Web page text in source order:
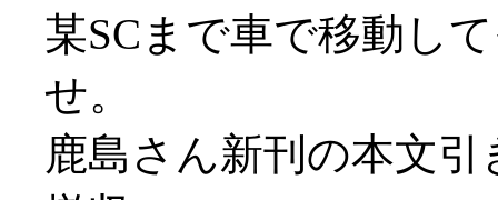
某SCまで車で移動し
せ。
鹿島さん新刊の本文